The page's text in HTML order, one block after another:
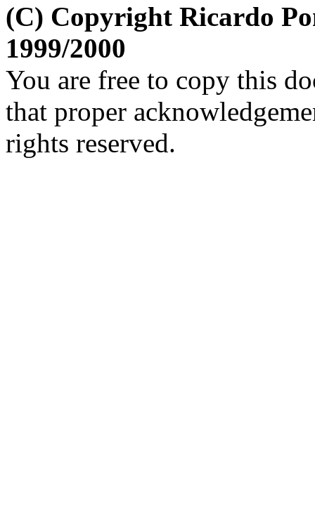
(C) Copyright Ricardo
1999/2000
You are free to copy this
that proper
rights reserved.